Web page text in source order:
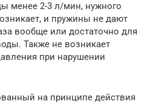
менее 2-3 л/мин, нужного
и пружины не дают
вообще или достаточно для
Также не возникает
при нарушении
на принципе действия